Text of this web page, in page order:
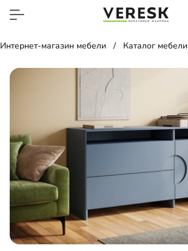
Интернет-магазин мебели Каталог мебели